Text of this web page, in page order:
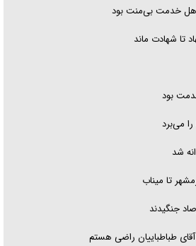
اهل خدمت بی‌منت بود
تا شهادت ماند
بود
می‌برد
شد
تا میناب
طباطباییان راضی هستم